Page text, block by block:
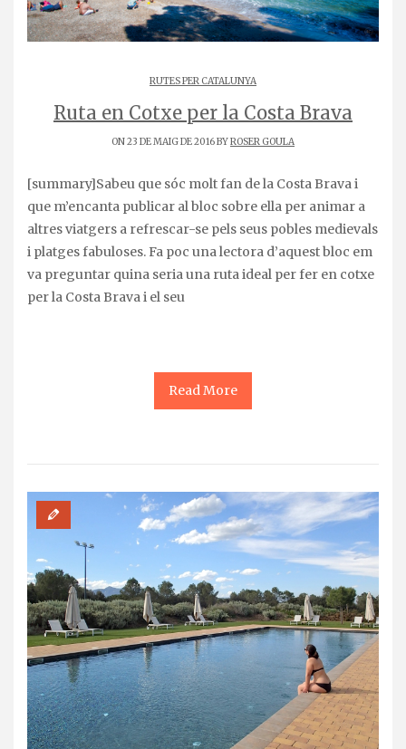
RUTES PER CATALUNYA
Ruta en Cotxe per la Costa Brava
ON 23 DE MAIG DE 2016 BYROSER GOULA
[summary]Sabeu que sóc molt fan de la Costa Brava i
que m’encanta publicar al bloc sobre ella per animar a
altres viatgers a refrescar-se pels seus pobles medievals
i platges fabuloses. Fa poc una lectora d’aquest bloc em
va preguntar quina seria una ruta ideal per fer en cotxe
per la Costa Brava i el seu
Read More